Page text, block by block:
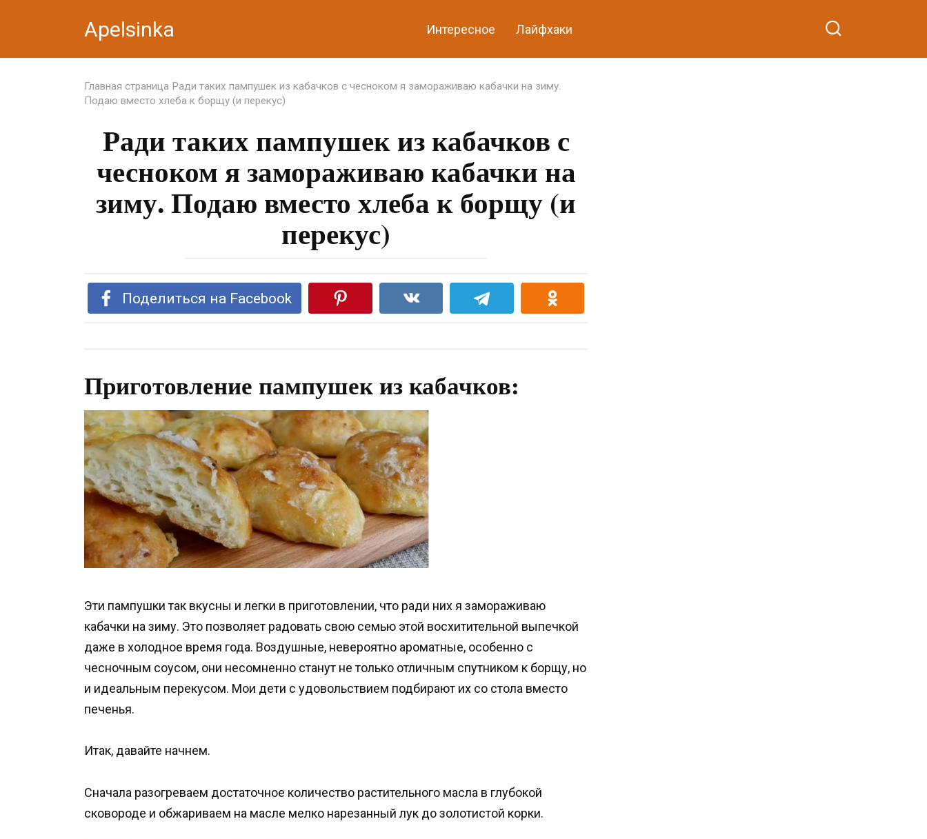
Apelsinka Интересное Лайфхаки
Главная страница Ради таких пампушек из кабачков с чесноком я замораживаю кабачки на зиму.
Подаю вместо хлеба к борщу (и перекус)
Ради таких пампушек из кабачков с
чесноком я замораживаю кабачки на
зиму. Подаю вместо хлеба к борщу (и
перекус)
Поделиться на Facebook
Приготовление пампушек из кабачков:
Эти пампушки так вкусны и легки в приготовлении, что ради них я замораживаю
кабачки на зиму. Это позволяет радовать свою семью этой восхитительной выпечкой
даже в холодное время года. Воздушные, невероятно ароматные, особенно с
чесночным соусом, они несомненно станут не только отличным спутником к борщу, но
и идеальным перекусом. Мои дети с удовольствием подбирают их со стола вместо
печенья.
Итак, давайте начнем.
Сначала разогреваем достаточное количество растительного масла в глубокой
сковороде и обжариваем на масле мелко нарезанный лук до золотистой корки.